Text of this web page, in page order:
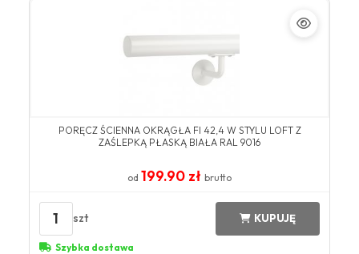
​PORĘCZ ŚCIENNA OKRĄGŁA FI 42,4 W STYLU LOFT Z
ZAŚLEPKĄ PŁASKĄ BIAŁA ​RAL 9016​
od 199.90 zł brutto
1 szt KUPUJĘ
Szybka dostawa